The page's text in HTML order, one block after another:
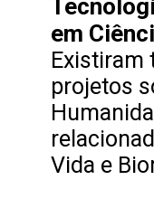
em
Existiram
projetos
Vida e